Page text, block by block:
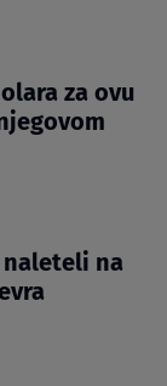
za ovu
naleteli na